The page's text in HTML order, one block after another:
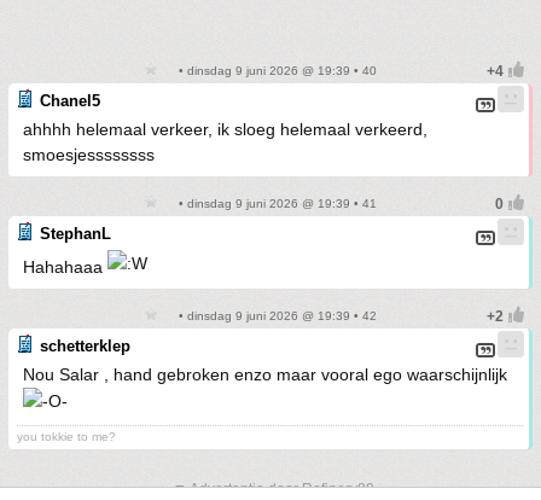
• dinsdag 9 juni 2026 @ 19:39 • 40
Chanel5
ahhhh helemaal verkeer, ik sloeg helemaal verkeerd,
smoesjessssssss
• dinsdag 9 juni 2026 @ 19:39 • 41
StephanL
Hahahaaa
• dinsdag 9 juni 2026 @ 19:39 • 42
schetterklep
Nou Salar , hand gebroken enzo maar vooral ego waarschijnlijk
you tokkie to me?
▼ Advertentie door Refinery89